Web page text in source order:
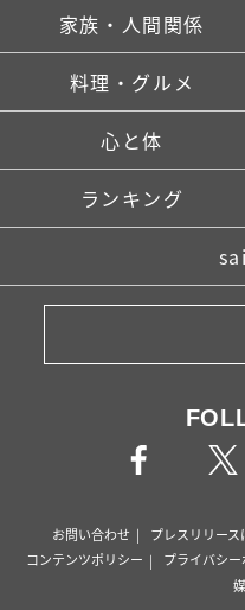
家族・人間関係
料理・グルメ
心と体
ランキング
お問い合わせ プレスリリース
コンテンツポリシー
プライバシ